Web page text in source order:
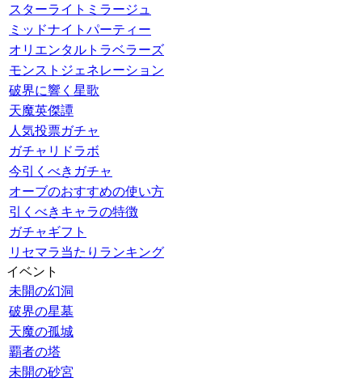
スターライトミラージュ
ミッドナイトパーティー
オリエンタルトラベラーズ
モンストジェネレーション
破界に響く星歌
天魔英傑譚
人気投票ガチャ
ガチャリドラボ
今引くべきガチャ
オーブのおすすめの使い方
引くべきキャラの特徴
ガチャギフト
リセマラ当たりランキング
イベント
未開の幻洞
破界の星墓
天魔の孤城
覇者の塔
未開の砂宮